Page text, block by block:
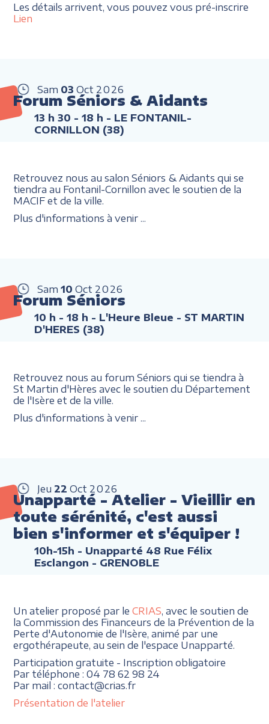
Les détails arrivent, vous pouvez vous pré-inscrire
Lien
Sam 03 Oct 2026
Forum Séniors & Aidants
13 h 30 - 18 h - LE FONTANIL-
CORNILLON (38)
Retrouvez nous au salon Séniors & Aidants qui se
tiendra au Fontanil-Cornillon avec le soutien de la
MACIF et de la ville.
Plus d'informations à venir ...
Sam 10 Oct 2026
Forum Séniors
10 h - 18 h - L'Heure Bleue - ST MARTIN
D'HERES (38)
Retrouvez nous au forum Séniors qui se tiendra à
St Martin d'Hères avec le soutien du Département
de l'Isère et de la ville.
Plus d'informations à venir ...
Jeu 22 Oct 2026
Unapparté - Atelier - Vieillir en
toute sérénité, c'est aussi
bien s'informer et s'équiper !
10h-15h - Unapparté 48 Rue Félix
Esclangon - GRENOBLE
Un atelier proposé par leCRIAS , avec le soutien de
la Commission des Financeurs de la Prévention de la
Perte d'Autonomie de l'Isère, animé par une
ergothérapeute, au sein de l'espace Unapparté.
Participation gratuite - Inscription obligatoire
Par téléphone : 04 78 62 98 24
Par mail : contact@crias.fr
Présentation de l'atelier